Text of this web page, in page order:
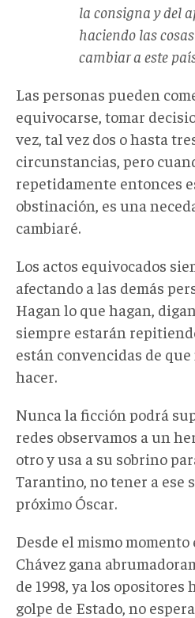
la consigna y del
haciendo las
cambiar a este
Las personas pueden
equivocarse, tomar
vez, tal vez dos o hasta
circunstancias, pero
repetidamente entonces
obstinación, es una
cambiaré.
Los actos equivocados
afectando a las demás
Hagan lo que hagan,
siempre estarán
están convencidas de
hacer.
Nunca la ficción podrá
redes observamos a un
otro y usa a su sobrino
Tarantino, no tener a ese
próximo Óscar.
Desde el mismo
Chávez gana
de 1998, ya los
golpe de Estado, no